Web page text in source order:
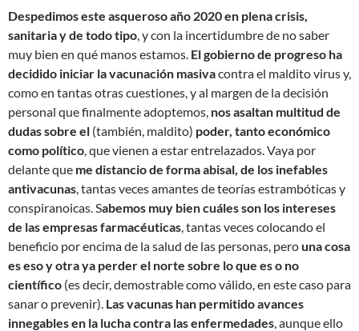
Despedimos este asqueroso año 2020en plena crisis,
sanitaria y de todo tipo , y con la incertidumbre de no saber
muy bien en qué manos estamos. El gobierno de progreso ha
decidido iniciar la vacunación masivacontra el maldito virus y,
como en tantas otras cuestiones, y al margen de la decisión
personal que finalmente adoptemos, nos asaltan multitud de
dudas sobre el (también, maldito) poder, tanto económico
como político , que vienen a estar entrelazados. Vaya por
delante que me distancio de forma abisal, de los inefables
antivacunas , tantas veces amantes de teorías estrambóticas y
conspiranoicas. Sabemos muy bien cuáles son los intereses
de las empresas farmacéuticas , tantas veces colocando el
beneficio por encima de la salud de las personas, perouna cosa
es eso y otra ya perder el norte sobre lo que es o no
científico (es decir, demostrable como válido, en este caso para
sanar o prevenir). Las vacunas han permitido avances
innegables en la lucha contra las enfermedades , aunque ello